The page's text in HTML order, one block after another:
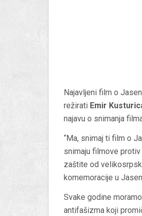
Najavljeni film o
režirati Emir
najavu o snimanja
“Ma, snimaj ti film o
snimaju filmove
zaštite od
komemoracije u
Svake godine
antifašizma koji